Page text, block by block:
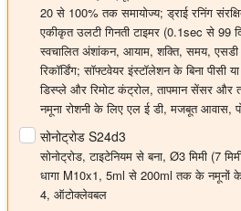
20 से 100% तक समायोज्य; ड्राई रनिंग
एकीकृत उलटी गिनती टाइमर (0.1sec से 99
स्वचालित अंशांकन, आयाम, शक्ति, समय, एसडी
रिकॉर्डिंग; सॉफ्टवेयर इंस्टॉलेशन के बिना
डिस्प्ले और रिमोट कंट्रोल, तापमान सेंसर और
नमूना रोशनी के लिए एल ई डी, मजबूत
सोनोट्रोड S24d3
सोनोट्रोड, टाइटेनियम से बना, Ø3 मिमी (7
धागा M10x1, 5ml से 200ml तक के नमूनों
4, ऑटोक्लेवबल